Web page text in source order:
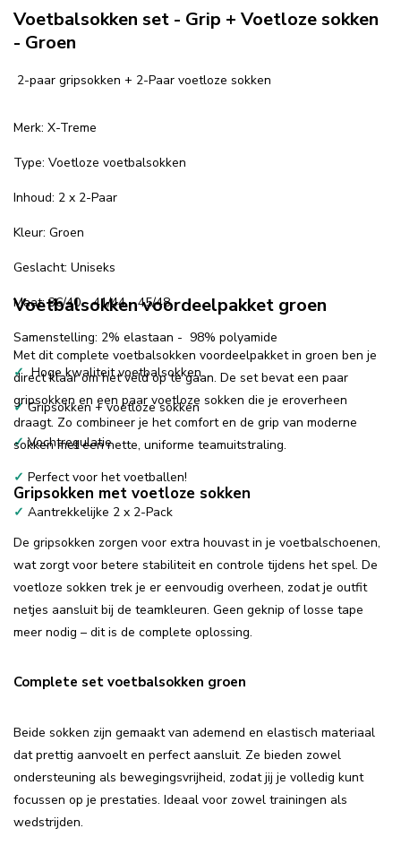
Voetbalsokken set - Grip + Voetloze sokken
- Groen
2-paar gripsokken + 2-Paar voetloze sokken
Merk: X-Treme
Type: Voetloze voetbalsokken
Inhoud: 2 x 2-Paar
Kleur: Groen
Geslacht: Uniseks
Maat: 36/40 - 41/44 - 45/48
Samenstelling: 2% elastaan - 98% polyamide
✓Hoge kwaliteit voetbalsokken
✓Gripsokken + voetloze sokken
✓Vochtregulatie
✓ Perfect voor het voetballen!
✓ Aantrekkelijke 2 x 2-Pack
Voetbalsokken voordeelpakket groen
Met dit complete voetbalsokken voordeelpakket in groen ben je
direct klaar om het veld op te gaan. De set bevat een paar
gripsokken en een paar voetloze sokken die je eroverheen
draagt. Zo combineer je het comfort en de grip van moderne
sokken met een nette, uniforme teamuitstraling.
Gripsokken met voetloze sokken
De gripsokken zorgen voor extra houvast in je voetbalschoenen,
wat zorgt voor betere stabiliteit en controle tijdens het spel. De
voetloze sokken trek je er eenvoudig overheen, zodat je outfit
netjes aansluit bij de teamkleuren. Geen geknip of losse tape
meer nodig – dit is de complete oplossing.
Complete set voetbalsokken groen
Beide sokken zijn gemaakt van ademend en elastisch materiaal
dat prettig aanvoelt en perfect aansluit. Ze bieden zowel
ondersteuning als bewegingsvrijheid, zodat jij je volledig kunt
focussen op je prestaties. Ideaal voor zowel trainingen als
wedstrijden.